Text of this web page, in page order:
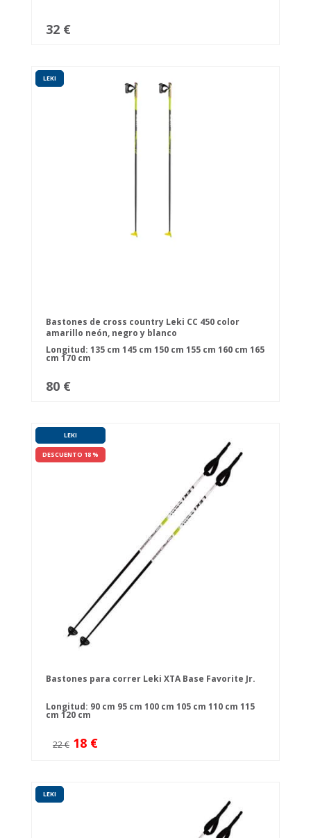
32 €
LEKI
Bastones de cross country Leki CC 450 color
amarillo neón, negro y blanco
Longitud: 135 cm 145 cm 150 cm 155 cm 160 cm 165
cm 170 cm
80 €
LEKI
DESCUENTO 18 %
Bastones para correr Leki XTA Base Favorite Jr.
Longitud: 90 cm 95 cm 100 cm 105 cm 110 cm 115
cm 120 cm
22 € 18 €
LEKI